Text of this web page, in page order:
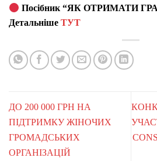
Посібник “ЯК ОТРИМАТИ
Детальніше ТУТ
ДО 200 000 ГРН НА
ПІДТРИМКУ ЖІНОЧИХ
ГРОМАДСЬКИХ
ОРГАНІЗАЦІЙ